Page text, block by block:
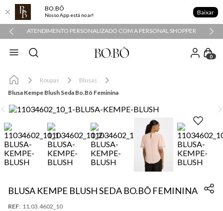
BO.BÔ
Nosso App está no ar! Baixar
ATENDIMENTO PERSONALIZADO COM A PERSONAL SHOPPER
0
Roupas
Blusas
Blusa Kempe Blush Seda Bo.Bô Feminina
BLUSA KEMPE BLUSH SEDA BO.BÔ FEMININA
: 11.03.4602_10